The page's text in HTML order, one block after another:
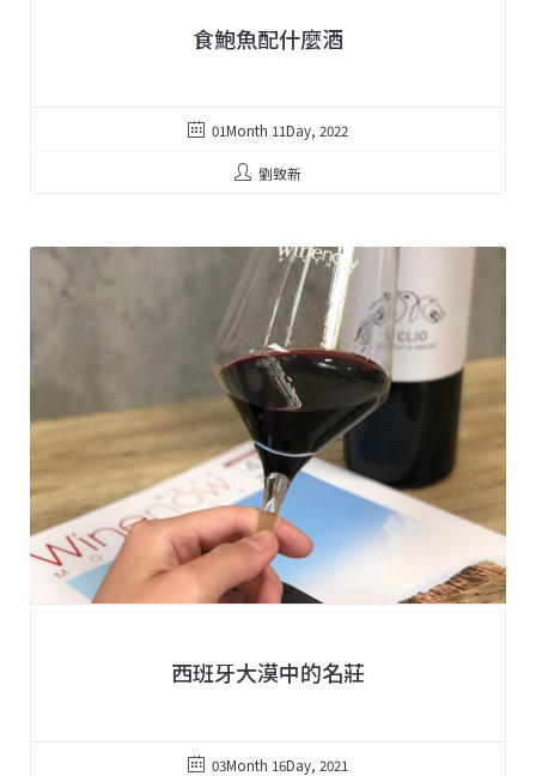
食鮑魚配什麼酒
01Month 11Day, 2022
劉致新
西班牙大漠中的名莊
03Month 16Day, 2021